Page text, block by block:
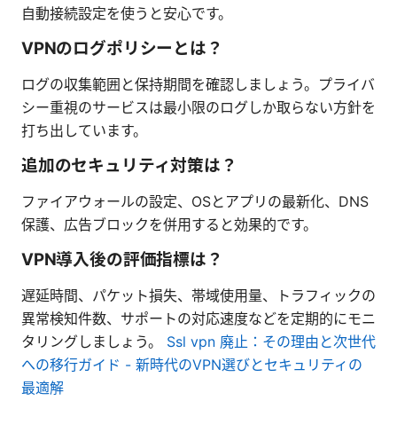
自動接続設定を使うと安心です。
VPNのログポリシーとは？
ログの収集範囲と保持期間を確認しましょう。プライバ
シー重視のサービスは最小限のログしか取らない方針を
打ち出しています。
追加のセキュリティ対策は？
ファイアウォールの設定、OSとアプリの最新化、DNS
保護、広告ブロックを併用すると効果的です。
VPN導入後の評価指標は？
遅延時間、パケット損失、帯域使用量、トラフィックの
異常検知件数、サポートの対応速度などを定期的にモニ
タリングしましょう。 Ssl vpn 廃止：その理由と次世代
への移行ガイド - 新時代のVPN選びとセキュリティの
最適解